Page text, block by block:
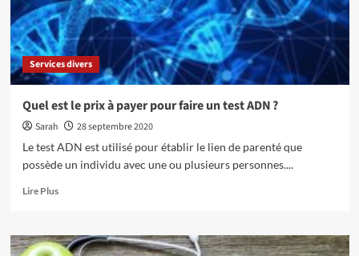
lampe
UV
Services divers
Quel est le prix à payer pour faire un test ADN ?
Sarah
28 septembre 2020
Le test ADN est utilisé pour établir le lien de parenté que
possède un individu avec une ou plusieurs personnes....
Lire PlusEn
sur
Quel